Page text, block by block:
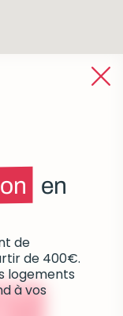
en
de
de 400€.
logements
à vos
: